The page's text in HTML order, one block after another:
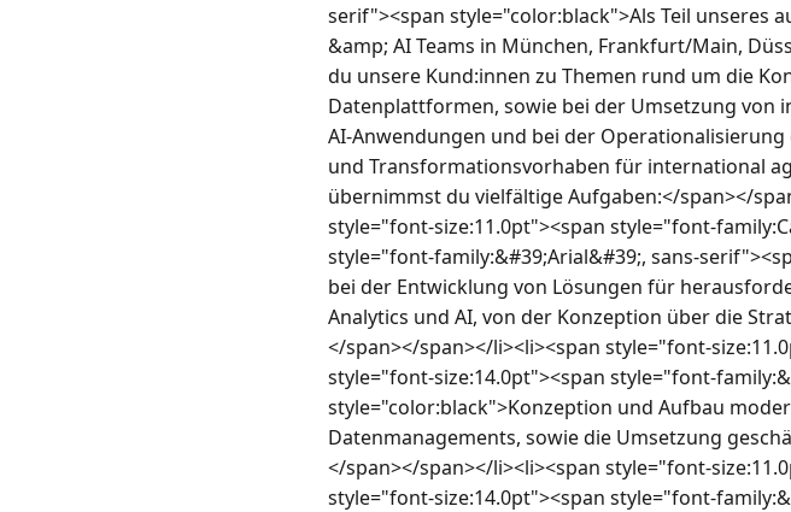
serif"><span style="color:black">Als Teil unseres
&amp; AI Teams in München, Frankfurt/Main,
du unsere Kund:innen zu Themen rund um die
Datenplattformen, sowie bei der Umsetzung von
AI-Anwendungen und bei der
und Transformationsvorhaben für international
übernimmst du vielfältige Aufgaben:</span></
style="font-size:11.0pt"><span style="font-
style="font-family:&#39;Arial&#39;, sans-
bei der Entwicklung von Lösungen für
Analytics und AI, von der Konzeption über die
</span></span></li><li><span style="font-
style="font-size:14.0pt"><span style="font-
style="color:black">Konzeption und Aufbau
Datenmanagements, sowie die Umsetzung
</span></span></li><li><span style="font-
style="font-size:14.0pt"><span style="font-